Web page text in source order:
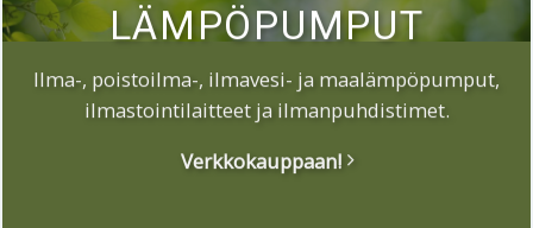
LÄMPÖPUMPUT
Ilma-, poistoilma-, ilmavesi- ja maalämpöpumput,
ilmastointilaitteet ja ilmanpuhdistimet.
Verkkokauppaan!